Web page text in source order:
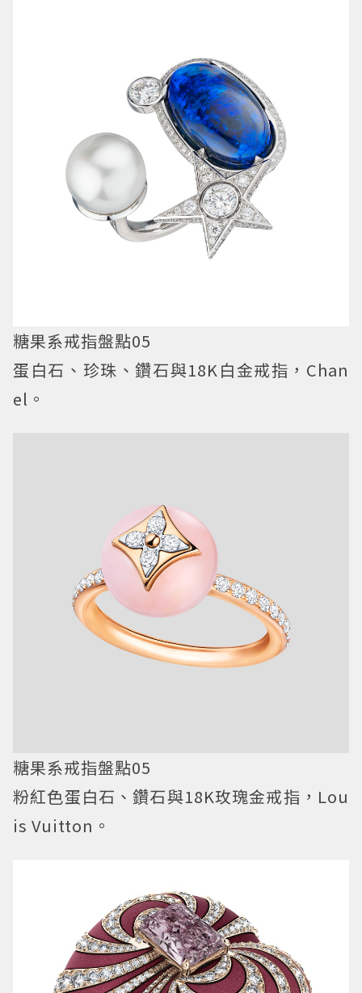
糖果系戒指盤點05
蛋白石、珍珠、鑽石與18K白金戒指，Chan
el。
糖果系戒指盤點05
粉紅色蛋白石、鑽石與18K玫瑰金戒指，Lou
is Vuitton。